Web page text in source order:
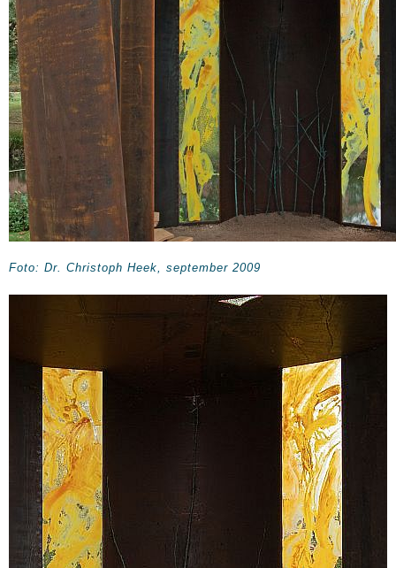
Foto: Dr. Christoph Heek, september 2009